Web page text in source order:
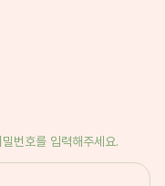
번호를 입력해주세요.